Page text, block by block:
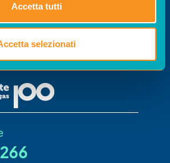
Accetta tutti
selezionati
le offerte gestito da